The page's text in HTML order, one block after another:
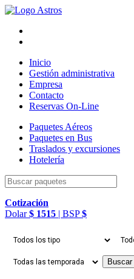
Inicio
Gestión administrativa
Empresa
Contacto
Reservas On-Line
Paquetes Aéreos
Paquetes en Bus
Traslados y excursiones
Hotelería
Cotización
Dolar$ 1515 | BSP$